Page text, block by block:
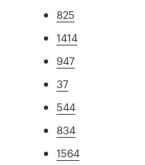
825
1414
947
37
544
834
1564